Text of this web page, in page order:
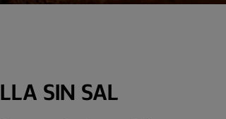
SIN SAL